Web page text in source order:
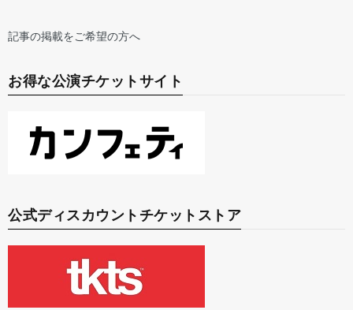
記事の掲載をご希望の方へ
お得な公演チケットサイト
公式ディスカウントチケットストア